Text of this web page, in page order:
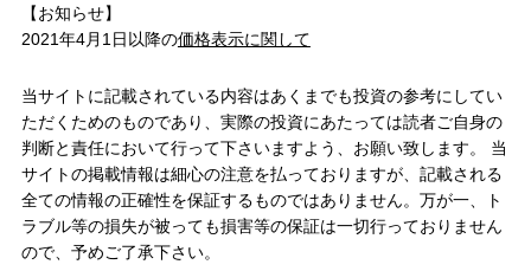
【お知らせ】
2021年4月1日以降の価格表示に関して
当サイトに記載されている内容はあくまでも投資の参考にしてい
ただくためのものであり、実際の投資にあたっては読者ご自身の
判断と責任において行って下さいますよう、お願い致します。 当
サイトの掲載情報は細心の注意を払っておりますが、記載される
全ての情報の正確性を保証するものではありません。万が一、ト
ラブル等の損失が被っても損害等の保証は一切行っておりません
ので、予めご了承下さい。